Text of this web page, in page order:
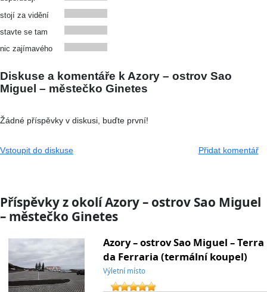
stojí za vidění
stavte se tam
nic zajímavého
Diskuse a komentáře k Azory – ostrov Sao
Miguel – městečko Ginetes
Žádné příspěvky v diskusi, buďte první!
Vstoupit do diskuse Přidat komentář
Příspěvky z okolí Azory – ostrov Sao Miguel
– městečko Ginetes
Azory – ostrov Sao Miguel – Terra
da Ferraria (termální koupel)
Výletní místo